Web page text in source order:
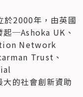
2000年，由英國
起─Ashoka UK、
Network
Trust、
的社會創新資助